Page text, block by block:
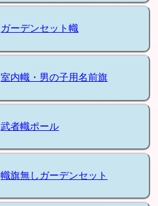
ガーデンセット幟
室内幟・男の子用名前旗
武者幟ポール
幟旗無しガーデンセット